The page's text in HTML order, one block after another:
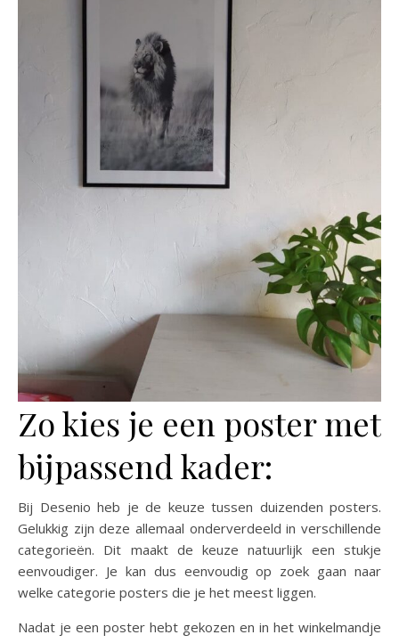
Zo kies je een poster met
bijpassend kader:
Bij Desenio heb je de keuze tussen duizenden posters.
Gelukkig zijn deze allemaal onderverdeeld in verschillende
categorieën. Dit maakt de keuze natuurlijk een stukje
eenvoudiger. Je kan dus eenvoudig op zoek gaan naar
welke categorie posters die je het meest liggen.
Nadat je een poster hebt gekozen en in het winkelmandje